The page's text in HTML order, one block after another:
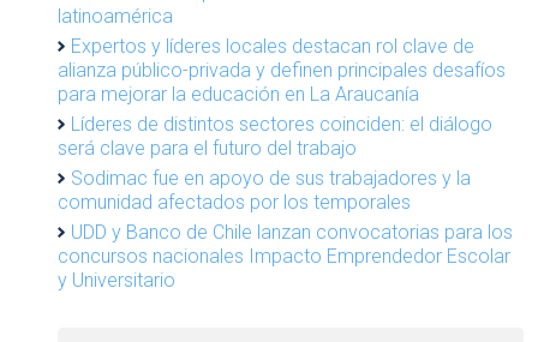
latinoamérica
Expertos y líderes locales destacan rol clave de
alianza público-privada y definen principales desafíos
para mejorar la educación en La Araucanía
Líderes de distintos sectores coinciden: el diálogo
será clave para el futuro del trabajo
Sodimac fue en apoyo de sus trabajadores y la
comunidad afectados por los temporales
UDD y Banco de Chile lanzan convocatorias para los
concursos nacionales Impacto Emprendedor Escolar
y Universitario